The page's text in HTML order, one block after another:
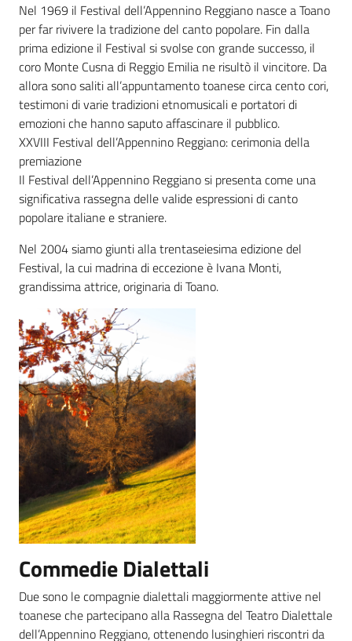
Nel 1969 il Festival dell’Appennino Reggiano nasce a Toano
per far rivivere la tradizione del canto popolare. Fin dalla
prima edizione il Festival si svolse con grande successo, il
coro Monte Cusna di Reggio Emilia ne risultò il vincitore. Da
allora sono saliti all’appuntamento toanese circa cento cori,
testimoni di varie tradizioni etnomusicali e portatori di
emozioni che hanno saputo affascinare il pubblico.
XXVIII Festival dell’Appennino Reggiano: cerimonia della
premiazione
Il Festival dell’Appennino Reggiano si presenta come una
significativa rassegna delle valide espressioni di canto
popolare italiane e straniere.
Nel 2004 siamo giunti alla trentaseiesima edizione del
Festival, la cui madrina di eccezione è Ivana Monti,
grandissima attrice, originaria di Toano.
Commedie Dialettali
Due sono le compagnie dialettali maggiormente attive nel
toanese che partecipano alla Rassegna del Teatro Dialettale
dell’Appennino Reggiano, ottenendo lusinghieri riscontri da